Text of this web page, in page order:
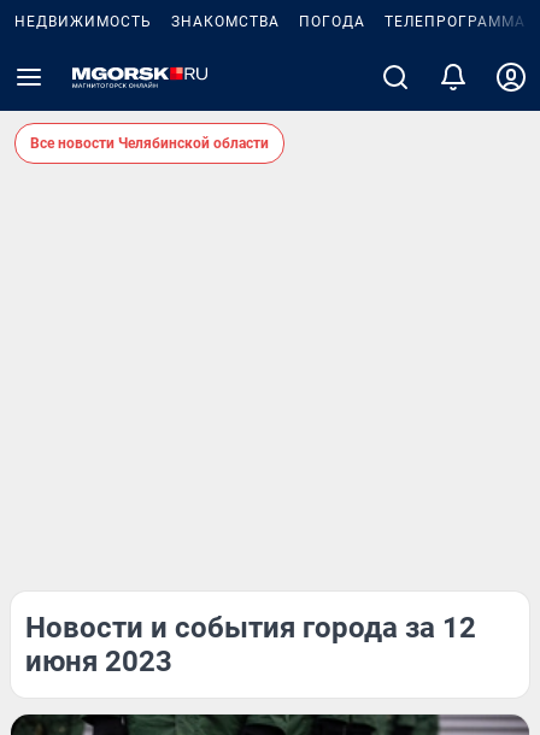
НЕДВИЖИМОСТЬ ЗНАКОМСТВА ПОГОДА ТЕЛЕПРОГРАММА
Все новости Челябинской области
Новости и события города за 12
июня 2023